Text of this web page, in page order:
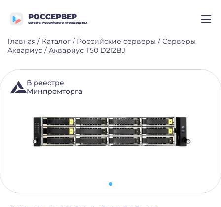
РОССЕРВЕР
СЕРВЕРЫ РОССИЙСКОГО ПРОИЗВОДСТВА
Главная / Каталог / Российские серверы / Серверы
Аквариус / Аквариус T50 D212BJ
В реестре
Минпромторга